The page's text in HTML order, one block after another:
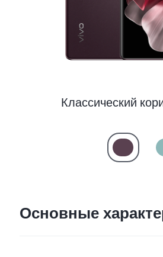
Казахстан | Выберите
Классический
Основные